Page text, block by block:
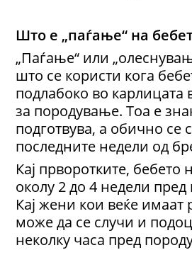
Што е „паѓање“ на
„Паѓање“ или
што се користи кога
подлабоко во карлицата
за породување. Тоа е
подготвува, а обично се
последните недели од
Кај прворотките, бебето
околу 2 до 4 недели
Кај жени кои веќе имаат
може да се случи и
неколку часа пред